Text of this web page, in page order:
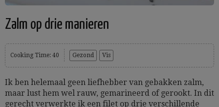
Zalm op drie manieren
Cooking Time: 40 Gezond Vis
Ik ben helemaal geen liefhebber van gebakken zalm,
maar lust hem wel rauw, gemarineerd of gerookt. In dit
gerecht verwerkte ik een filet op drie verschillende